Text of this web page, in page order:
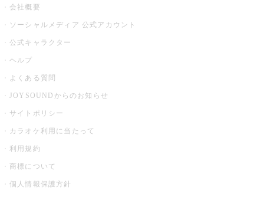
会社概要
ソーシャルメディア 公式アカウント
公式キャラクター
ヘルプ
よくある質問
JOYSOUNDからのお知らせ
サイトポリシー
カラオケ利用に当たって
利用規約
商標について
個人情報保護方針